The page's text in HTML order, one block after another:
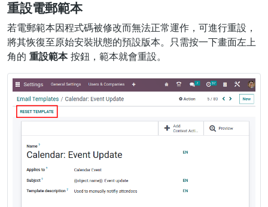
重設電郵範本
若電郵範本因程式碼被修改而無法正常運作，可進行重設，
將其恢復至原始安裝狀態的預設版本。只需按一下畫面左上
角的 重設範本按鈕，範本就會重設。